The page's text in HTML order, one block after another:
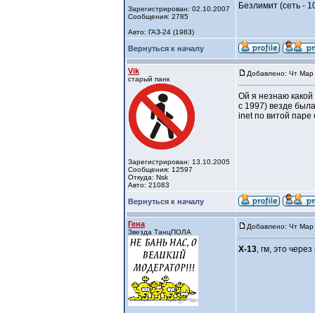
Зарегистрирован: 02.10.2007
Сообщения: 2785
Авто: ГАЗ-24 (1983)
Безлимит (сеть -
Вернуться к началу
Vik
старый панк
Зарегистрирован: 13.10.2005
Сообщения: 12597
Откуда: Nsk
Авто: 21083
Добавлено: Чт
Ой я незнаю
с 1997) везде
inet по витой паре
Вернуться к началу
Гена
Звезда ТанцПОЛА
Добавлено: Чт
X-13, гм, это